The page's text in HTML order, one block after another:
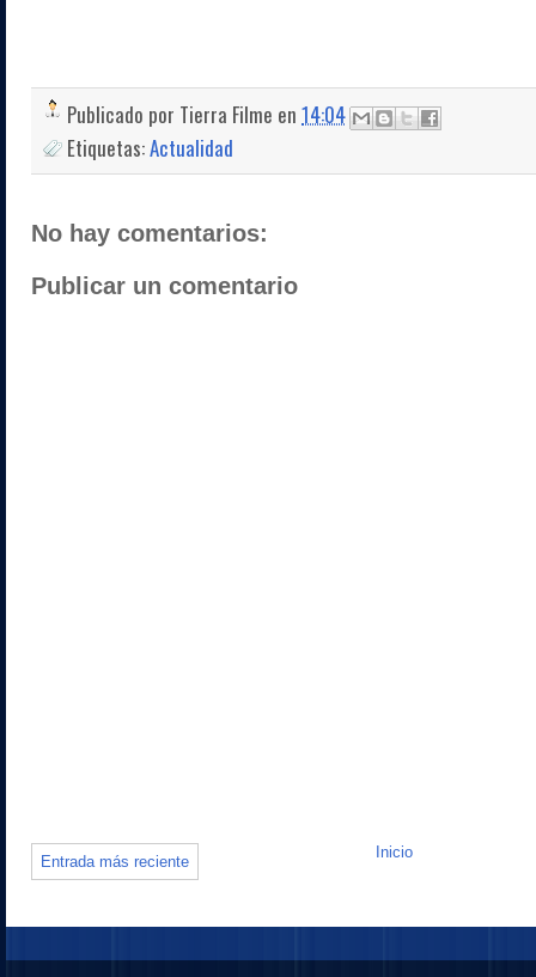
Publicado por Tierra Filme en 14:04
Etiquetas:Actualidad
No hay comentarios:
Publicar un comentario
Entrada más reciente
Inicio